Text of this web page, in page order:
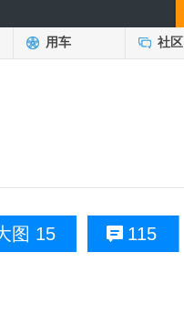
用车 社区
115
图 15